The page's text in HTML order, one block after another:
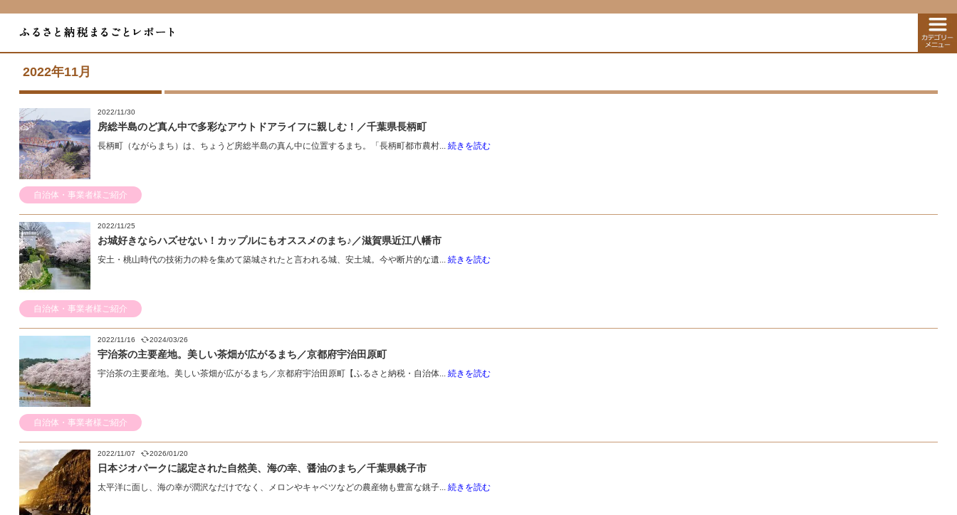
2022年11月
2022/11/30
房総半島のど真ん中で多彩なアウトドアライフに親しむ！／千葉県長柄町
長柄町（ながらまち）は、ちょうど房総半島の真ん中に位置するまち。「長柄町都市農村... 続きを読む
自治体・事業者様ご紹介
2022/11/25
お城好きならハズせない！カップルにもオススメのまち♪／滋賀県近江八幡市
安土・桃山時代の技術力の粋を集めて築城されたと言われる城、安土城。今や断片的な遺... 続きを読む
自治体・事業者様ご紹介
2022/11/16 2024/03/26
宇治茶の主要産地。美しい茶畑が広がるまち／京都府宇治田原町
宇治茶の主要産地。美しい茶畑が広がるまち／京都府宇治田原町【ふるさと納税・自治体... 続きを読む
自治体・事業者様ご紹介
2022/11/07 2026/01/20
日本ジオパークに認定された自然美、海の幸、醤油のまち／千葉県銚子市
太平洋に面し、海の幸が潤沢なだけでなく、メロンやキャベツなどの農産物も豊富な銚子... 続きを読む